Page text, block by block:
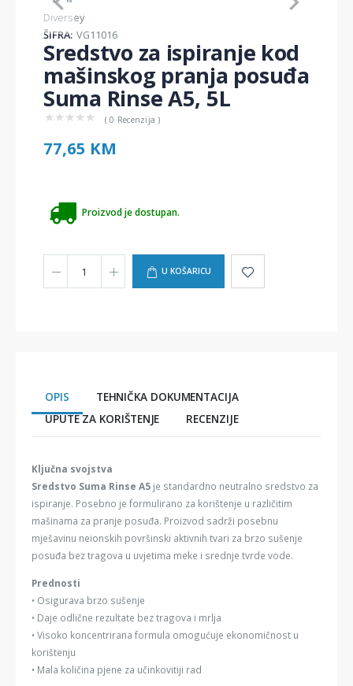
Item
1
of
1
Diversey
ŠIFRA: VG11016
Sredstvo za ispiranje kod
mašinskog pranja posuđa
Suma Rinse A5, 5L
★ ★ ★ ★ ★ ( 0 Recenzija )
77,65 KM
Proizvod je dostupan.
U KOŠARICU
OPIS
TEHNIČKA DOKUMENTACIJA
UPUTE ZA KORIŠTENJE
RECENZIJE
Ključna svojstva
Sredstvo Suma Rinse A5 je standardno neutralno sredstvo za
ispiranje. Posebno je formulirano za korištenje u različitim
mašinama za pranje posuđa. Proizvod sadrži posebnu
mješavinu neionskih površinski aktivnih tvari za brzo sušenje
posuđa bez tragova u uvjetima meke i srednje tvrde vode.
Prednosti
• Osigurava brzo sušenje
• Daje odlične rezultate bez tragova i mrlja
• Visoko koncentrirana formula omogućuje ekonomičnost u
korištenju
• Mala količina pjene za učinkovitiji rad